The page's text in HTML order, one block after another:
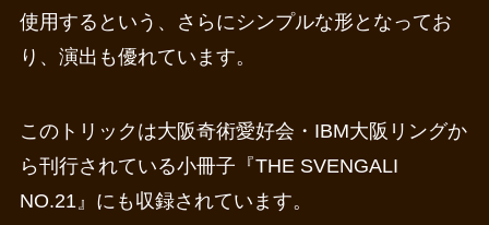
使用するという、さらにシンプルな形となってお
り、演出も優れています。
このトリックは大阪奇術愛好会・IBM大阪リングか
ら刊行されている小冊子『THE SVENGALI
NO.21』にも収録されています。